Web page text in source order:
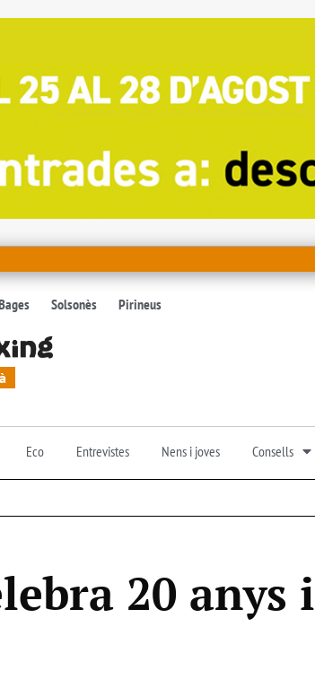
Solsonès Pirineus
Eco Entrevistes Nens i joves Consells
20 anys i